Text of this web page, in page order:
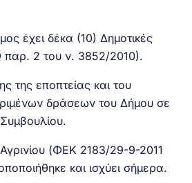
έχει δέκα (10) Δημοτικές
παρ. 2 του ν. 3852/2010).
της εποπτείας και του
δράσεων του Δήμου σε
(ΦΕΚ 2183/29-9-2011
και ισχύει σήμερα.